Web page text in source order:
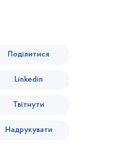
Поділитися
Linkedin
Твітнути
Надрукувати